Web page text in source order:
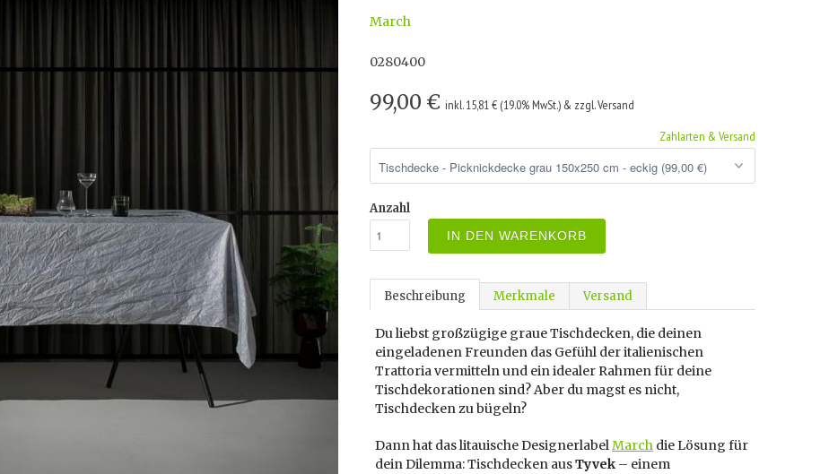
March
0280400
99,00 € inkl. 15,81 € (19.0% MwSt.) & zzgl. Versand
Zahlarten & Versand
Anzahl
IN DEN WARENKORB
Beschreibung Merkmale Versand
Du liebst großzügige graue Tischdecken, die deinen
eingeladenen Freunden das Gefühl der italienischen
Trattoria vermitteln und ein idealer Rahmen für deine
Tischdekorationen sind? Aber du magst es nicht,
Tischdecken zu bügeln?
Dann hat das litauische DesignerlabelMarch die Lösung für
dein Dilemma: Tischdecken ausTyvek – einem